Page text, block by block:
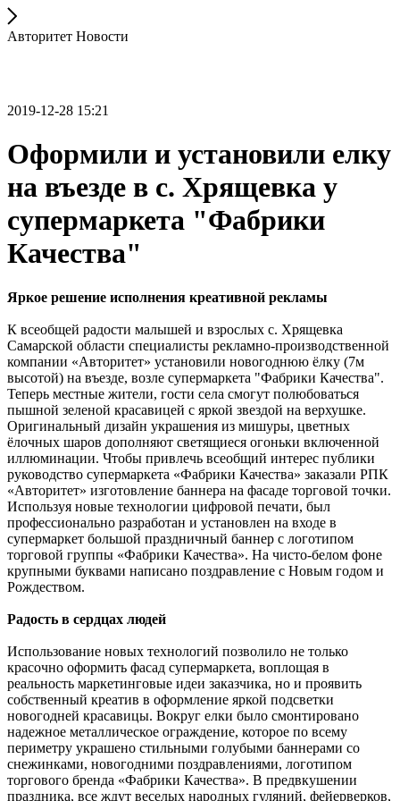
Авторитет Новости
2019-12-28 15:21
Оформили и установили елку
на въезде в с. Хрящевка у
супермаркета "Фабрики
Качества"
Яркое решение исполнения креативной рекламы
К всеобщей радости малышей и взрослых с. Хрящевка
Самарской области специалисты рекламно-производственной
компании «Авторитет» установили новогоднюю ёлку (7м
высотой) на въезде, возле супермаркета "Фабрики Качества".
Теперь местные жители, гости села смогут полюбоваться
пышной зеленой красавицей с яркой звездой на верхушке.
Оригинальный дизайн украшения из мишуры, цветных
ёлочных шаров дополняют светящиеся огоньки включенной
иллюминации. Чтобы привлечь всеобщий интерес публики
руководство супермаркета «Фабрики Качества» заказали РПК
«Авторитет» изготовление баннера на фасаде торговой точки.
Используя новые технологии цифровой печати, был
профессионально разработан и установлен на входе в
супермаркет большой праздничный баннер с логотипом
торговой группы «Фабрики Качества». На чисто-белом фоне
крупными буквами написано поздравление с Новым годом и
Рождеством.
Радость в сердцах людей
Использование новых технологий позволило не только
красочно оформить фасад супермаркета, воплощая в
реальность маркетинговые идеи заказчика, но и проявить
собственный креатив в оформление яркой подсветки
новогодней красавицы. Вокруг елки было смонтировано
надежное металлическое ограждение, которое по всему
периметру украшено стильными голубыми баннерами со
снежинками, новогодними поздравлениями, логотипом
торгового бренда «Фабрики Качества». В предвкушении
праздника, все ждут веселых народных гуляний, фейерверков,